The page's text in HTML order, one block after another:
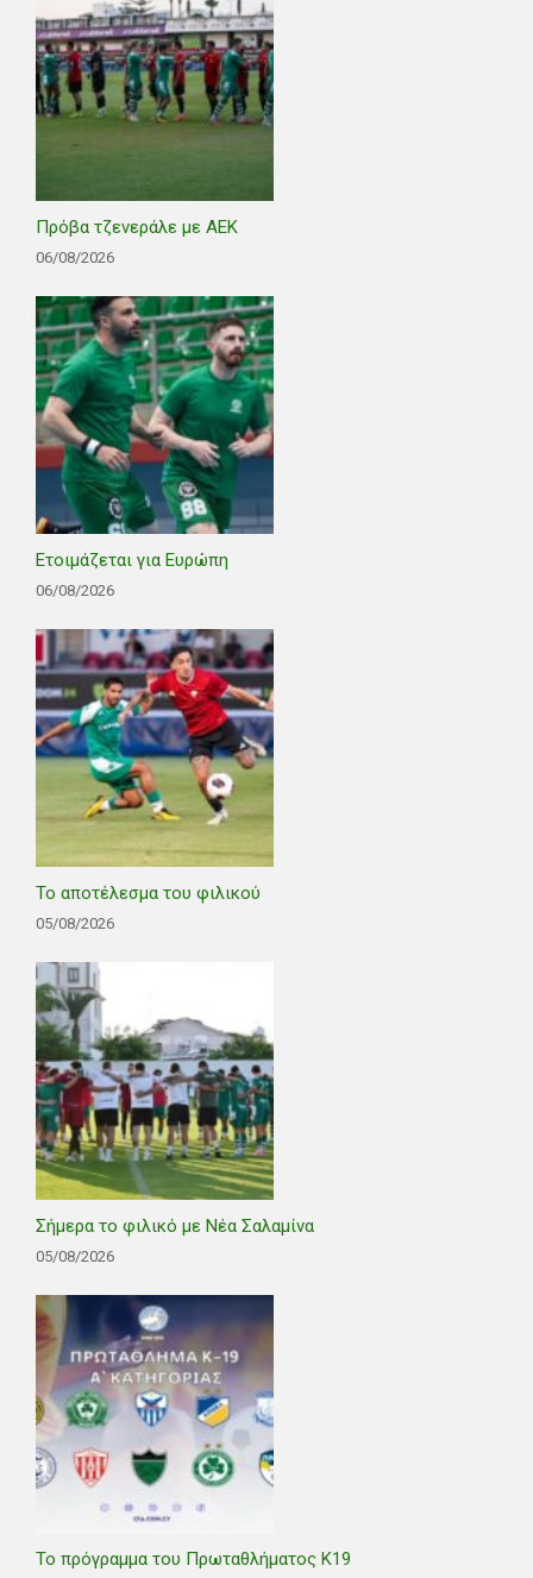
Πρόβα τζενεράλε με ΑΕΚ
06/08/2026
Ετοιμάζεται για Ευρώπη
06/08/2026
Το αποτέλεσμα του φιλικού
05/08/2026
Σήμερα το φιλικό με Νέα Σαλαμίνα
05/08/2026
Το πρόγραμμα του Πρωταθλήματος Κ19